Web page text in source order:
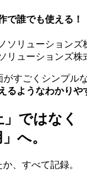
で誰でも使える！
リューションズ株
がすごくシンプ
るようなわかりや
ではなく
へ。
、すべて記録。